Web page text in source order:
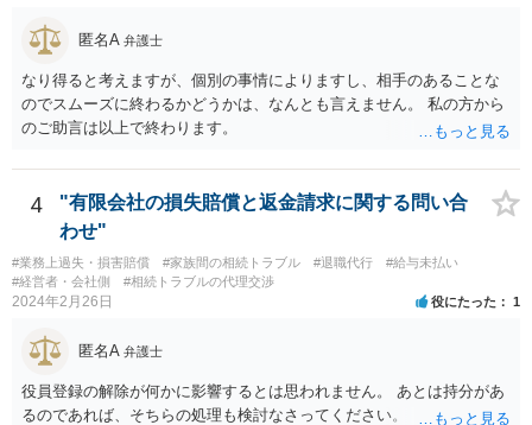
匿名A 弁護士
なり得ると考えますが、個別の事情によりますし、相手のあることな
のでスムーズに終わるかどうかは、なんとも言えません。 私の方から
のご助言は以上で終わります。
4
"有限会社の損失賠償と返金請求に関する問い合
わせ"
#業務上過失・損害賠償 #家族間の相続トラブル #退職代行
#給与未払い
#経営者・会社側
#相続トラブルの代理交渉
2024年2月26日 役にたった 1
匿名A 弁護士
役員登録の解除が何かに影響するとは思われません。 あとは持分があ
るのであれば、そちらの処理も検討なさってください。